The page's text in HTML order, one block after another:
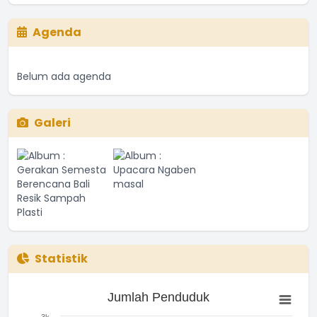
Agenda
Belum ada agenda
Galeri
Statistik
Bar chart with 3 bars.Jumlah Penduduk